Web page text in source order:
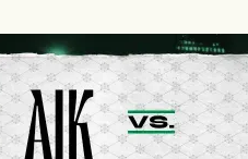
lyckades få in 2-0.